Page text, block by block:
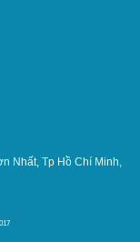
Nhất, Tp Hồ Chí Minh,